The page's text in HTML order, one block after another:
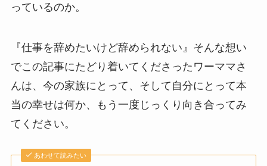
っているのか。
『仕事を辞めたいけど辞められない』そんな想い
でこの記事にたどり着いてくださったワーママさ
んは、今の家族にとって、そして自分にとって本
当の幸せは何か、もう一度じっくり向き合ってみ
てください。
あわせて読みたい